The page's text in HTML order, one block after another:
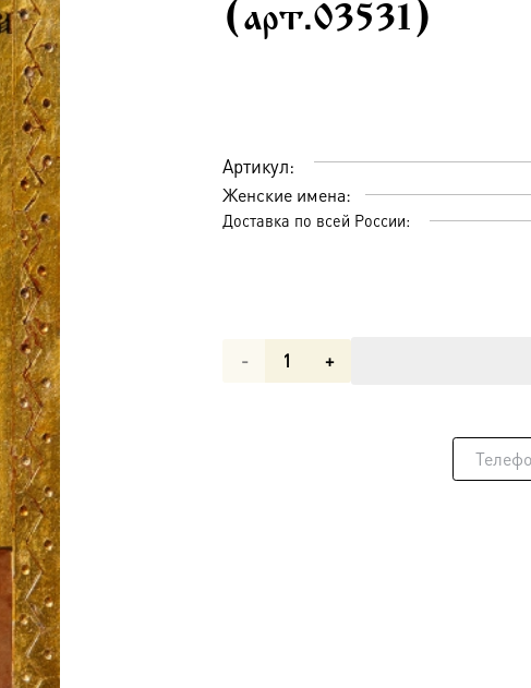
(арт.03531)
Артикул:
Женские имена:
Доставка по всей России:
Количество